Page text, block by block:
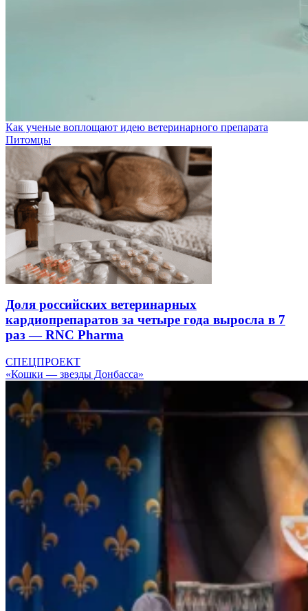
Как ученые воплощают идею ветеринарного препарата
Питомцы
Доля российских ветеринарных
кардиопрепаратов за четыре года выросла в 7
раз — RNC Pharma
СПЕЦПРОЕКТ
«Кошки — звезды Донбасса»